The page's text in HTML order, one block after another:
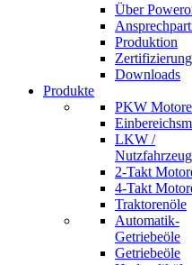
Über
Produktion
Zertifizierung
Downloads
Produkte
PKW
LKW /
2-Takt
4-Takt
Traktorenöle
Automatik-
Getriebeöle
Getriebeöle